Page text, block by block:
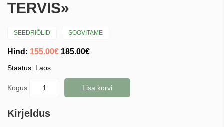
TERVIS»
SEEDRIÕLID SOOVITAME
Hind: 155.00€ 185.00€
Staatus: Laos
Kogus Lisa korvi
Kirjeldus